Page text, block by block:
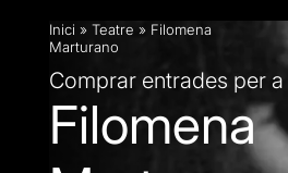
Inici » Teatre » Filomena
Marturano
Comprar entrades per a
Filomena